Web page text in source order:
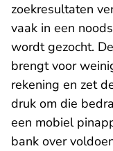
zoekresultaten
vaak in een
wordt gezocht.
brengt voor
rekening en zet
druk om die
een mobiel
bank over